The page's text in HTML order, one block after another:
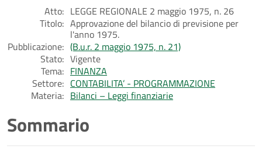
Atto: LEGGE REGIONALE 2 maggio 1975, n. 26
Titolo: Approvazione del bilancio di previsione per
l'anno 1975.
Pubblicazione: (B.u.r. 2 maggio 1975, n. 21)
Stato: Vigente
Tema: FINANZA
Settore: CONTABILITA’ - PROGRAMMAZIONE
Materia: Bilanci – Leggi finanziarie
Sommario